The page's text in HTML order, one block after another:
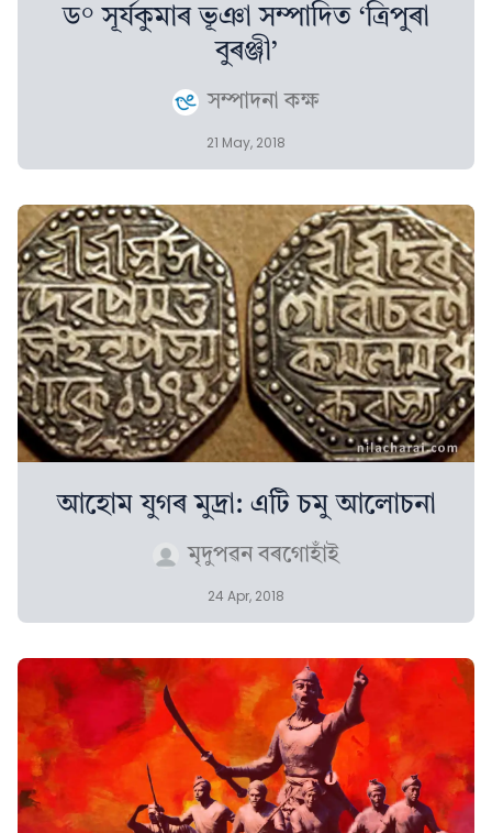
ড° সূৰ্যকুমাৰ ভূঞা সম্পাদিত ‘ত্ৰিপুৰা
বুৰঞ্জী’
সম্পাদনা কক্ষ
21 May, 2018
আহোম যুগৰ মুদ্ৰা: এটি চমু আলোচনা
মৃদুপৱন বৰগোহাঁই
24 Apr, 2018